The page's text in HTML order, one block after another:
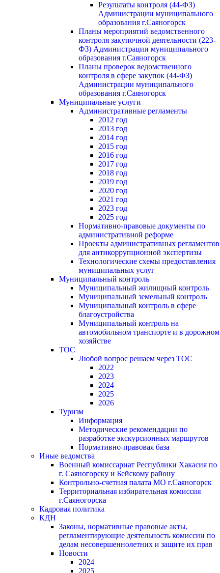
Результаты контроля (44-ФЗ)
Администрации муниципального
образования г.Саяногорск
Планы мероприятий ведомственного
контроля закупочной деятельности (223-
ФЗ) Администрации муниципального
образования г.Саяногорск
Планы проверок ведомственного
контроля в сфере закупок (44-ФЗ)
Администрации муниципального
образования г.Саяногорск
Муниципальные услуги
Административные регламенты
2012 год
2013 год
2014 год
2015 год
2016 год
2017 год
2018 год
2019 год
2020 год
2021 год
2023 год
2025 год
Нормативно-правовые документы по
административной реформе
Проекты административных регламентов
для антикоррупционной экспертизы
Технологические схемы предоставления
муниципальных услуг
Муниципальный контроль
Муниципальный жилищный контроль
Муниципальный земельный контроль
Муниципальный контроль в сфере
благоустройства
Муниципальный контроль на
автомобильном транспорте и в дорожном
хозяйстве
ТОС
Любой вопрос решаем через ТОС
2022
2023
2024
2025
2026
Туризм
Информация
Методические рекомендации по
разработке экскурсионных маршрутов
Нормативно-правовая база
Иные ведомства
Военный комиссариат Республики Хакасия по
г. Саяногорску и Бейскому району
Контрольно-счетная палата МО г.Саяногорск
Территориальная избирательная комиссия
г.Саяногорска
Кадровая политика
КДН
Законы, нормативные правовые акты,
регламентирующие деятельность комиссии по
делам несовершеннолетних и защите их прав
Новости
2024
2025